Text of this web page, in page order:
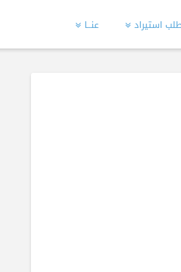
استيراد عنــا